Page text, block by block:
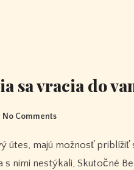
sa vracia do
No Comments
s nimi nestýkali, Skutočné